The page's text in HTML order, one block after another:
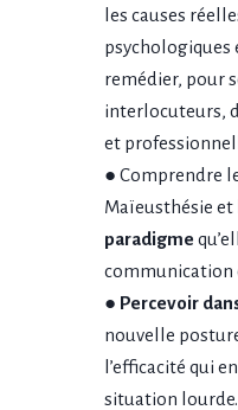
les causes
psychologiques
remédier, pour
interlocuteurs,
et
● Comprendre
Maïeusthésie et
paradigme
communication
● Percevoir
nouvelle
l’efficacité qui
situation lourde.